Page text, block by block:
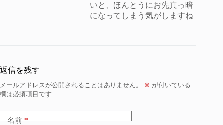
いと、ほんとうにお先真っ暗
になってしまう気がしますね
返信を残す
メールアドレスが公開されることはありません。 ※ が付いている
欄は必須項目です
名前*